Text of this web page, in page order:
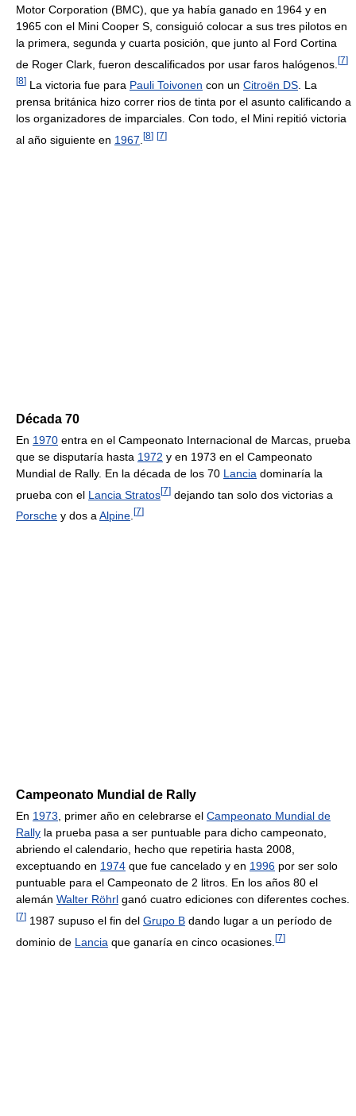
Motor Corporation (BMC), que ya había ganado en 1964 y en
1965 con el Mini Cooper S, consiguió colocar a sus tres pilotos en
la primera, segunda y cuarta posición, que junto al Ford Cortina
de Roger Clark, fueron descalificados por usar faros halógenos. [7]
[8] La victoria fue para Pauli Toivonen con un Citroën DS . La
prensa británica hizo correr rios de tinta por el asunto calificando a
los organizadores de imparciales. Con todo, el Mini repitió victoria
al año siguiente en 1967 [8] [7]
Década 70
En 1970 entra en el Campeonato Internacional de Marcas, prueba
que se disputaría hasta 1972 y en 1973 en el Campeonato
Mundial de Rally. En la década de los 70 Lancia dominaría la
prueba con el Lancia Stratos[7] dejando tan solo dos victorias a
Porsche y dos a Alpine [7]
Campeonato Mundial de Rally
En 1973 , primer año en celebrarse el Campeonato Mundial de
Rally la prueba pasa a ser puntuable para dicho campeonato,
abriendo el calendario, hecho que repetiria hasta 2008,
exceptuando en 1974 que fue cancelado y en 1996 por ser solo
puntuable para el Campeonato de 2 litros. En los años 80 el
alemán Walter Röhrl ganó cuatro ediciones con diferentes coches.
[7] 1987 supuso el fin del Grupo B dando lugar a un período de
dominio de Lancia que ganaría en cinco ocasiones. [7]